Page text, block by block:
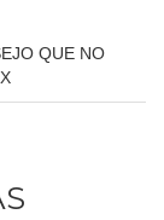
QUE NO